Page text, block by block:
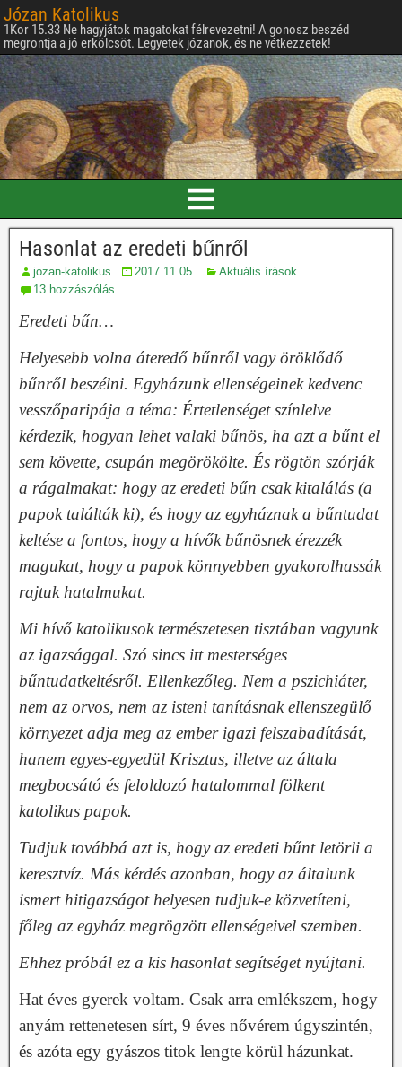
Józan Katolikus
1Kor 15.33 Ne hagyjátok magatokat félrevezetni! A gonosz beszéd
megrontja a jó erkölcsöt. Legyetek józanok, és ne vétkezzetek!
Hasonlat az eredeti bűnről
jozan-katolikus 2017.11.05.
Aktuális írások
13 hozzászólás
Eredeti bűn…
Helyesebb volna áteredő bűnről vagy öröklődő
bűnről beszélni. Egyházunk ellenségeinek kedvenc
vesszőparipája a téma: Értetlenséget színlelve
kérdezik, hogyan lehet valaki bűnös, ha azt a bűnt el
sem követte, csupán megörökölte. És rögtön szórják
a rágalmakat: hogy az eredeti bűn csak kitalálás (a
papok találták ki), és hogy az egyháznak a bűntudat
keltése a fontos, hogy a hívők bűnösnek érezzék
magukat, hogy a papok könnyebben gyakorolhassák
rajtuk hatalmukat.
Mi hívő katolikusok természetesen tisztában vagyunk
az igazsággal. Szó sincs itt mesterséges
bűntudatkeltésről. Ellenkezőleg. Nem a pszichiáter,
nem az orvos, nem az isteni tanításnak ellenszegülő
környezet adja meg az ember igazi felszabadítását,
hanem egyes-egyedül Krisztus, illetve az általa
megbocsátó és feloldozó hatalommal fölkent
katolikus papok.
Tudjuk továbbá azt is, hogy az eredeti bűnt letörli a
keresztvíz. Más kérdés azonban, hogy az általunk
ismert hitigazságot helyesen tudjuk-e közvetíteni,
főleg az egyház megrögzött ellenségeivel szemben.
Ehhez próbál ez a kis hasonlat segítséget nyújtani.
Hat éves gyerek voltam. Csak arra emlékszem, hogy
anyám rettenetesen sírt, 9 éves nővérem úgyszintén,
és azóta egy gyászos titok lengte körül házunkat.